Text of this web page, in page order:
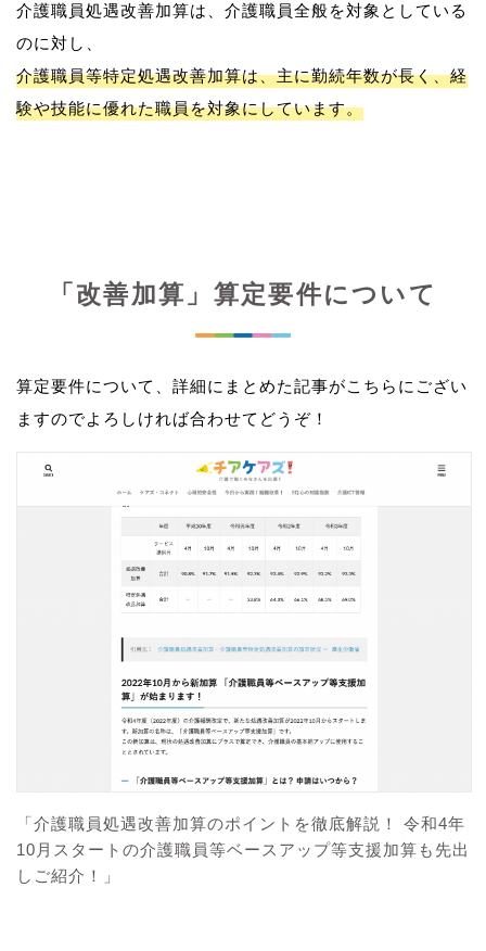
介護職員処遇改善加算は、介護職員全般を対象としている
介護職員等特定処遇改善加算は、主に勤続年数が長く、経
験や技能に優れた職員を対象にしています。
「改善加算」算定要件について
算定要件について、詳細にまとめた記事がこちらにござい
ますのでよろしければ合わせてどうぞ！
「介護職員処遇改善加算のポイントを徹底解説！ 令和4年
10月スタートの介護職員等ベースアップ等支援加算も先出
しご紹介！」